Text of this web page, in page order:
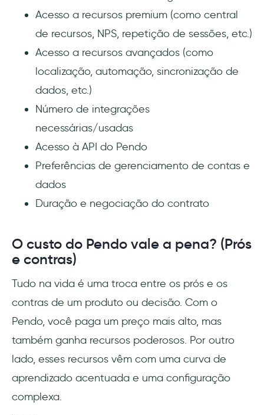
Acesso a recursos premium (como central
de recursos, NPS, repetição de sessões, etc.)
Acesso a recursos avançados (como
localização, automação, sincronização de
dados, etc.)
Número de integrações
necessárias/usadas
Acesso à API do Pendo
Preferências de gerenciamento de contas e
dados
Duração e negociação do contrato
O custo do Pendo vale a pena? (Prós
e contras)
Tudo na vida é uma troca entre os prós e os
contras de um produto ou decisão. Com o
Pendo, você paga um preço mais alto, mas
também ganha recursos poderosos. Por outro
lado, esses recursos vêm com uma curva de
aprendizado acentuada e uma configuração
complexa.